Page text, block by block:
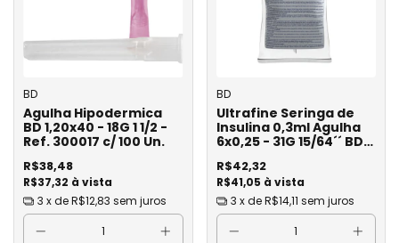
BD
Agulha Hipodermica
BD 1,20x40 - 18G 1 1/2 -
Ref. 300017 c/ 100 Un.
R$37,32 à vista
R$38,48
3 x deR$12,83 sem juros
BD
Ultrafine Seringa de
Insulina 0,3ml Agulha
6x0,25 - 31G 15/64´´ BD
R$41,05 à vista
R$42,32
3 x deR$14,11 sem juros